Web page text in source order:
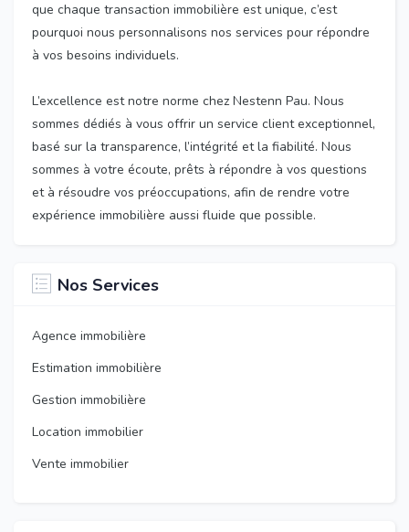
que chaque transaction immobilière est unique, c’est
pourquoi nous personnalisons nos services pour répondre
à vos besoins individuels.
L’excellence est notre norme chez Nestenn Pau. Nous
sommes dédiés à vous offrir un service client exceptionnel,
basé sur la transparence, l’intégrité et la fiabilité. Nous
sommes à votre écoute, prêts à répondre à vos questions
et à résoudre vos préoccupations, afin de rendre votre
expérience immobilière aussi fluide que possible.
Nos Services
Agence immobilière
Estimation immobilière
Gestion immobilière
Location immobilier
Vente immobilier